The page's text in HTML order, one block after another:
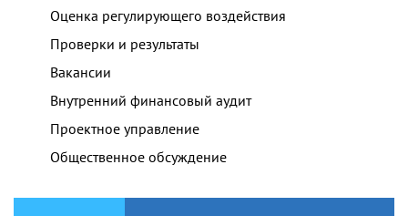
Оценка регулирующего воздействия
Проверки и результаты
Вакансии
Внутренний финансовый аудит
Проектное управление
Общественное обсуждение